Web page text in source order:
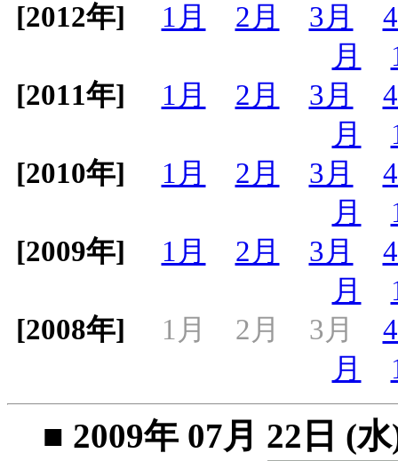
[2012年]
1月 2月 3月
月
[2011年]
1月 2月 3月
月
[2010年]
1月 2月 3月
月
[2009年]
1月 2月 3月
月
[2008年]
1月 2月 3月
月
■ 2009年 07月 22日 (